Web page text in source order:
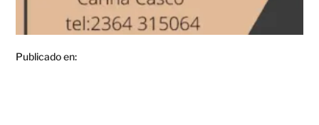
Publicado en: